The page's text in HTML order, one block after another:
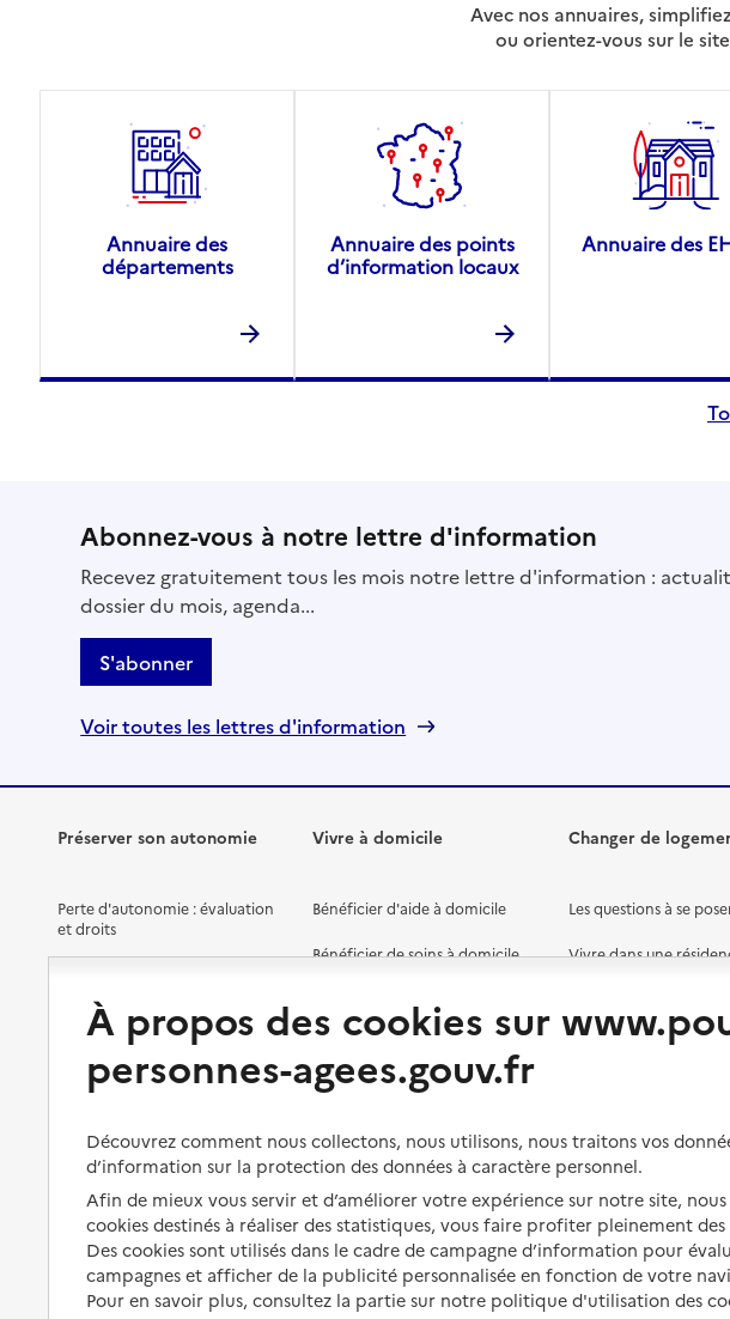
Avec nos annuaires,
ou orientez-vous sur le
Annuaire des
départements
Annuaire des points
d’information locaux
Annuaire des
Abonnez-vous à notre lettre d'information
Recevez gratuitement tous les mois notre lettre d'information :
dossier du mois, agenda...
S'abonner
Voir toutes les lettres d'information
Préserver son autonomie
Perte d'autonomie : évaluation
et droits
Préserver son autonomie et sa
santé
Les mesures de protection
Les obligations de la famille
À qui s’adresser ?
Les politiques du grand âge
Vivre à domicile
Bénéficier d'aide à domicile
Bénéficier de soins à domicile
Partager son logement
Vivre à domicile avec une
maladie ou un handicap
Être hospitalisé
Fin de vie à domicile
Changer de
Les questions à se
Vivre dans une
Vivre chez un proche
À propos des cookies sur
personnes-agees.gouv.fr
Découvrez comment nous collectons, nous utilisons, nous traitons vos
d’information sur la protection des données à caractère personnel.
Afin de mieux vous servir et d’améliorer votre expérience sur notre site,
cookies destinés à réaliser des statistiques, vous faire profiter pleinement
Des cookies sont utilisés dans le cadre de campagne d’information pour
campagnes et afficher de la publicité personnalisée en fonction de votre
Pour en savoir plus, consultez la partie sur notre politique d'utilisation des